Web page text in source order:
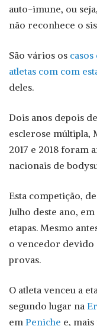
auto-imune, ou
não reconhece o
São vários os
atletas com com
deles.
Dois anos depois
esclerose múltipla,
2017 e 2018 foram
nacionais de
Esta competição,
Julho deste ano,
etapas. Mesmo
o vencedor devido
provas.
O atleta venceu a
segundo lugar na
em Peniche e,